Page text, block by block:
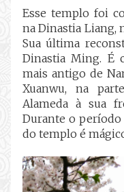
Esse templo foi
na Dinastia Liang,
Sua última
Dinastia Ming. É
mais antigo de
Xuanwu, na
Alameda à sua
Durante o período
do templo é